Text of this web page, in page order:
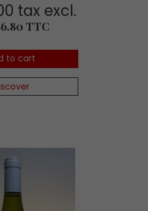
tax excl.
TTC
to cart